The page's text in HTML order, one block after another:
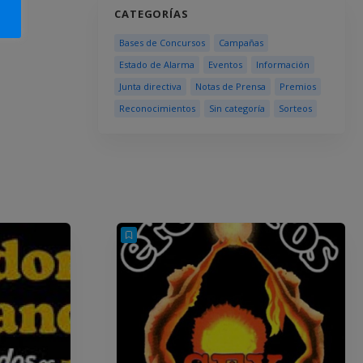
CATEGORÍAS
Bases de Concursos
Campañas
Estado de Alarma
Eventos
Información
Junta directiva
Notas de Prensa
Premios
Reconocimientos
Sin categoría Sorteos